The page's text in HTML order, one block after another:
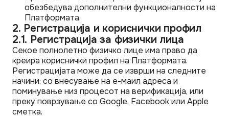
обезбедува дополнителни функционалности на
Платформата.
2. Регистрација и кориснички профил
2.1. Регистрација за физички лица
Секое полнолетно физичко лице има право да
креира кориснички профил на Платформата.
Регистрацијата може да се изврши на следните
начини: со внесување на е-маил адреса и
поминување низ процесот на верификација, или
преку поврзување со Google, Facebook или Apple
сметка.